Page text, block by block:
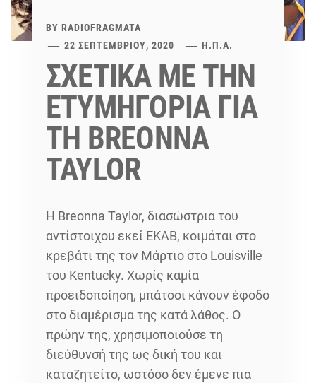
BY RADIOFRAGMATA
22 ΣΕΠΤΕΜΒΡΊΟΥ, 2020
Η.Π.Α.
ΣΧΕΤΙΚΑ ΜΕ ΤΗΝ
ΕΤΥΜΗΓΟΡΙΑ ΓΙΑ
ΤΗ BREONNA
TAYLOR
Η Breonna Taylor, διασώστρια του
αντίστοιχου εκεί ΕΚΑΒ, κοιμάται στο
κρεβάτι της τον Μάρτιο στο Louisville
του Kentucky. Χωρίς καμία
προειδοποίηση, μπάτσοι κάνουν έφοδο
στο διαμέρισμα της κατά λάθος. Ο
πρώην της, χρησιμοποιούσε τη
διεύθυνσή της ως δική του και
καταζητείτο, ωστόσο δεν έμενε πια